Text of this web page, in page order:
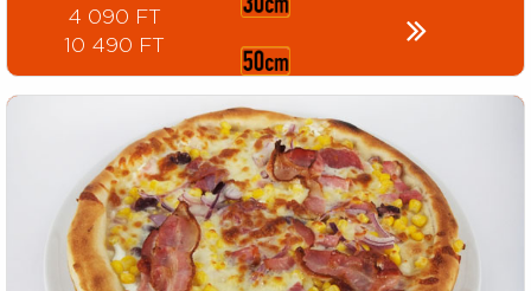
4 090 FT
10 490 FT